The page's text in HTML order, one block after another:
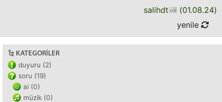
salihdt (01.08.24)
yenile
KATEGORILER
duyuru (2)
soru (19)
ai (0)
müzik (0)